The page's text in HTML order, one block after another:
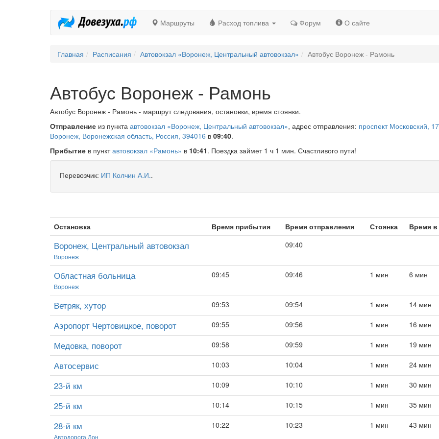
Маршруты Расход топлива Форум О сайте
Главная Расписания Автовокзал «Воронеж, Центральный автовокзал» Автобус Воронеж - Рамонь
Автобус Воронеж - Рамонь
Автобус Воронеж - Рамонь - маршрут следования, остановки, время стоянки.
Отправление из пункта автовокзал «Воронеж, Центральный автовокзал», адрес отправления: проспект Московский,
Воронеж, Воронежская область, Россия, 394016 в 09:40.
Прибытие в пунктавтовокзал «Рамонь» в 10:41. Поездка займет 1 ч 1 мин. Счастливого пути!
Перевозчик: ИП Колчин А.И..
Остановка Время прибытия Время отправления Стоянка Время в
Воронеж, Центральный автовокзал
Воронеж
09:40
Областная больница
Воронеж
09:45 09:46 1 мин 6 мин
Ветряк, хутор 09:53 09:54 1 мин 14 мин
Аэропорт Чертовицкое, поворот 09:55 09:56 1 мин 16 мин
Медовка, поворот 09:58 09:59 1 мин 19 мин
Автосервис 10:03 10:04 1 мин 24 мин
23-й км 10:09 10:10 1 мин 30 мин
25-й км 10:14 10:15 1 мин 35 мин
28-й км
Автодорога Дон
10:22 10:23 1 мин 43 мин